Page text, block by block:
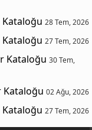
28 Tem, 2026
27 Tem, 2026
Kataloğu 30 Tem,
Kataloğu 02 Ağu, 2026
27 Tem, 2026